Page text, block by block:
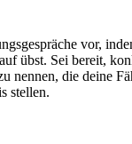
vor,
übst. Sei bereit,
nennen, die deine
stellen.